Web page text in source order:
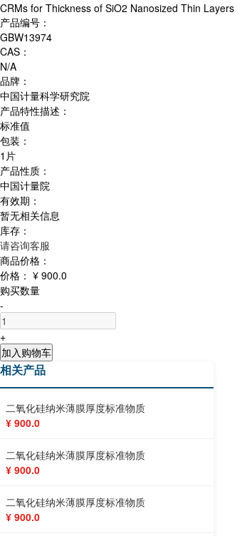
CRMs for Thickness of SiO2 Nanosized Thin Layers
产品编号：
GBW13974
CAS：
N/A
品牌：
中国计量科学研究院
产品特性描述：
标准值
包装：
1片
产品性质：
中国计量院
有效期：
暂无相关信息
库存：
请咨询客服
商品价格：
价格： ¥ 900.0
购买数量
-
+
加入购物车
相关产品
二氧化硅纳米薄膜厚度标准物质
¥ 900.0
二氧化硅纳米薄膜厚度标准物质
¥ 900.0
二氧化硅纳米薄膜厚度标准物质
¥ 900.0